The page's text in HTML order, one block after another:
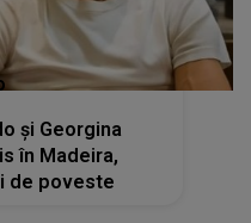
și Georgina
în Madeira,
de poveste